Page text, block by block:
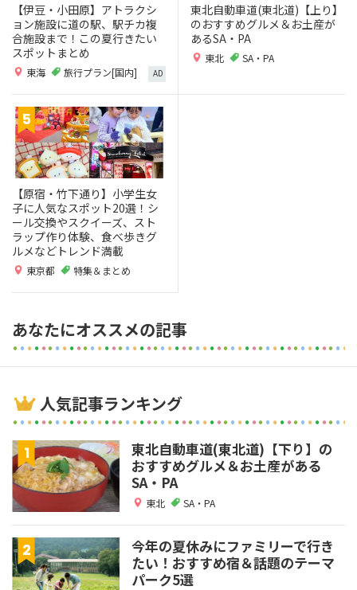
【伊豆・小田原】アトラクシ
ョン施設に道の駅、駅チカ複
合施設まで！この夏行きたい
スポットまとめ
東海 旅行プラン[国内] AD
東北自動車道(東北道)【上り】
のおすすめグルメ＆お土産が
あるSA・PA
東北 SA・PA
【原宿・竹下通り】小学生女
子に人気なスポット20選！シ
ール交換やスクイーズ、スト
ラップ作り体験、食べ歩きグ
ルメなどトレンド満載
東京都 特集＆まとめ
あなたにオススメの記事
人気記事ランキング
東北自動車道(東北道)【下り】の
おすすめグルメ＆お土産がある
SA・PA
東北 SA・PA
今年の夏休みにファミリーで行き
たい！おすすめ宿＆話題のテーマ
パーク5選